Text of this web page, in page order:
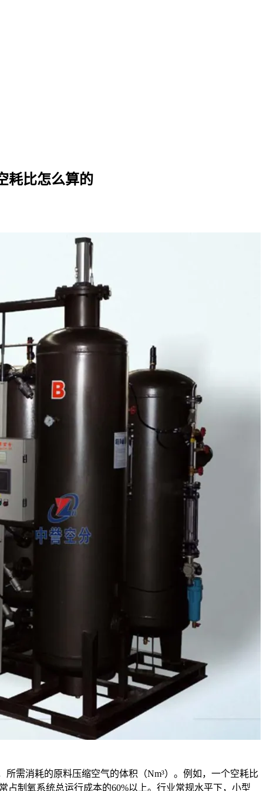
耗比怎么算的
需消耗的原料压缩空气的体积（Nm³）。例如，一个空耗比
占制氧系统总运行成本的60%以上。行业常规水平下，小型